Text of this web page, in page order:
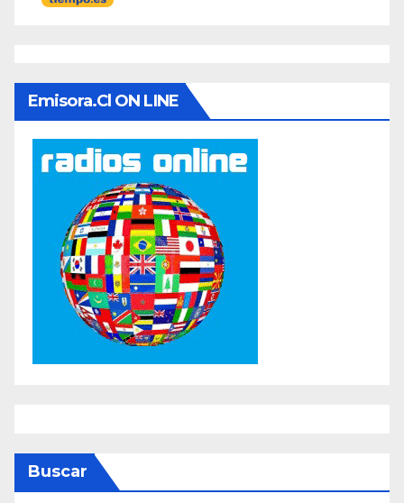
Emisora.cl ON LINE
Buscar